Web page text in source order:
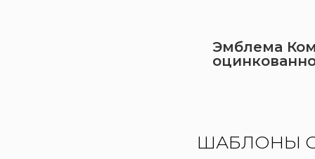
Эмблема
ШАБЛОНЫ